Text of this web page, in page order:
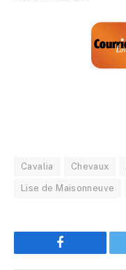
Cavalia Chevaux
Lise de Maisonneuve
Facebook